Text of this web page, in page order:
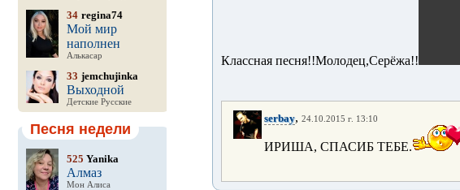
34 regina74
Мой мир
наполнен
Алькасар
33 jemchujinka
Выходной
Детские Русские
Песня недели
525 Yanika
Алмаз
Мон Алиса
Классная песня!!Молодец,Серёжа!!
serbay, 24.10.2015 г. 13:10
ИРИША, СПАСИБ ТЕБЕ.